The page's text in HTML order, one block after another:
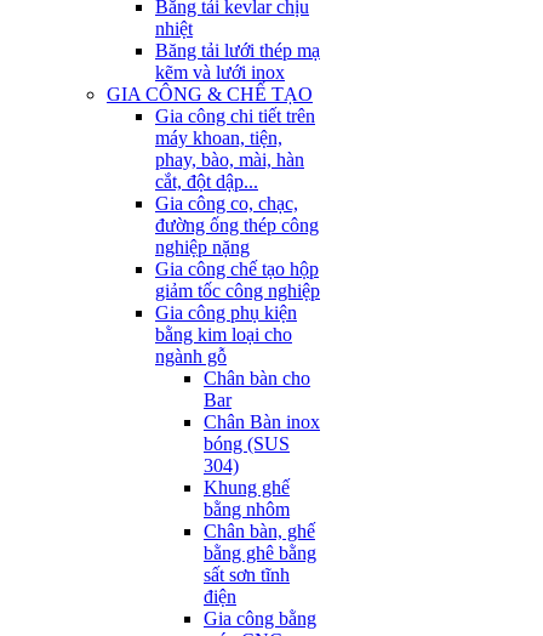
Băng tải kevlar chịu
nhiệt
Băng tải lưới thép mạ
kẽm và lưới inox
GIA CÔNG & CHẾ TẠO
Gia công chi tiết trên
máy khoan, tiện,
phay, bào, mài, hàn
cắt, đột dập...
Gia công co, chạc,
đường ống thép công
nghiệp nặng
Gia công chế tạo hộp
giảm tốc công nghiệp
Gia công phụ kiện
bằng kim loại cho
ngành gỗ
Chân bàn cho
Bar
Chân Bàn inox
bóng (SUS
304)
Khung ghế
bằng nhôm
Chân bàn, ghế
bằng ghê bằng
sất sơn tĩnh
điện
Gia công bằng